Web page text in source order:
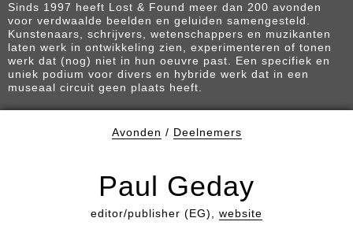
Sinds 1997 heeft Lost & Found meer dan 200 avonden
voor verdwaalde beelden en geluiden samengesteld.
Kunstenaars, schrijvers, wetenschappers en muzikanten
laten werk in ontwikkeling zien, experimenteren of tonen
werk dat (nog) niet in hun oeuvre past. Een specifiek en
uniek podium voor divers en hybride werk dat in een
museaal circuit geen plaats heeft.
Avonden / Deelnemers
Paul Geday
editor/publisher (EG), website